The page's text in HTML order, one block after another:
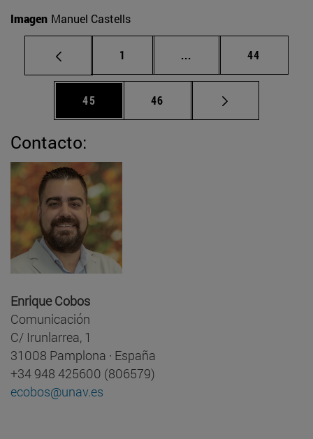
Imagen Manuel Castells
Página
1 ... Páginas intermedias
Página
44
Página
45 Página
46
Contacto:
Enrique Cobos
Comunicación
C/ Irunlarrea, 1
31008 Pamplona · España
+34 948 425600 (806579)
ecobos@unav.es